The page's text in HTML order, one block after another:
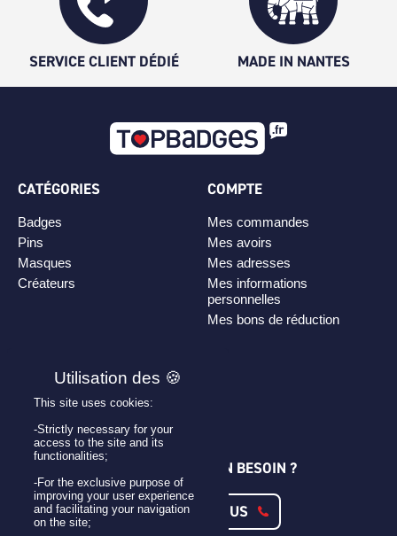
SERVICE CLIENT DÉDIÉ MADE IN NANTES
CATÉGORIES
Badges
Pins
Masques
Créateurs
COMPTE
Mes commandes
Mes avoirs
Mes adresses
Mes informations
personnelles
Mes bons de réduction
PLAN DE SITE
Personnaliser son badge
UNE QUESTION ? UN BESOIN ?
CONTACTEZ-NOUS
This site uses cookies:
-Strictly necessary for your
access to the site and its
functionalities;
-For the exclusive purpose of
improving your user experience
and facilitating your navigation
on the site;